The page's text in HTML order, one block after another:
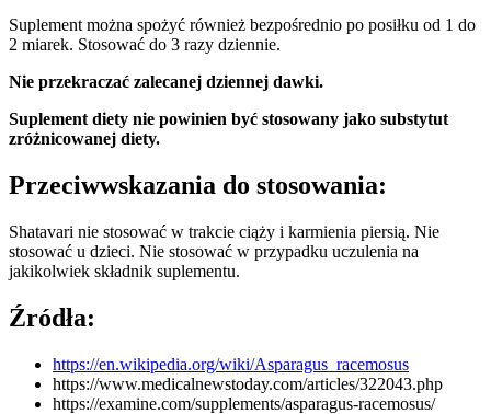
Suplement można spożyć również bezpośrednio po posiłku od 1 do
2 miarek. Stosować do 3 razy dziennie.
Nie przekraczać zalecanej dziennej dawki.
Suplement diety nie powinien być stosowany jako substytut
zróżnicowanej diety.
Przeciwwskazania do stosowania:
Shatavari nie stosować w trakcie ciąży i karmienia piersią. Nie
stosować u dzieci. Nie stosować w przypadku uczulenia na
jakikolwiek składnik suplementu.
Źródła:
https://en.wikipedia.org/wiki/Asparagus_racemosus
https://www.medicalnewstoday.com/articles/322043.php
https://examine.com/supplements/asparagus-racemosus/